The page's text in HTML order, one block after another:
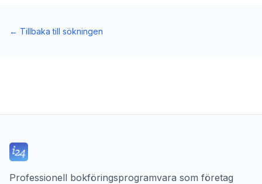
← Tillbaka till sökningen
Professionell bokföringsprogramvara som företag